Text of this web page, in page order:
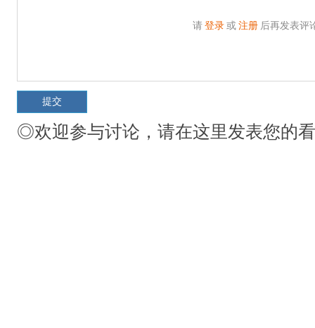
请 登录 或 注册 后再发表评
◎欢迎参与讨论，请在这里发表您的